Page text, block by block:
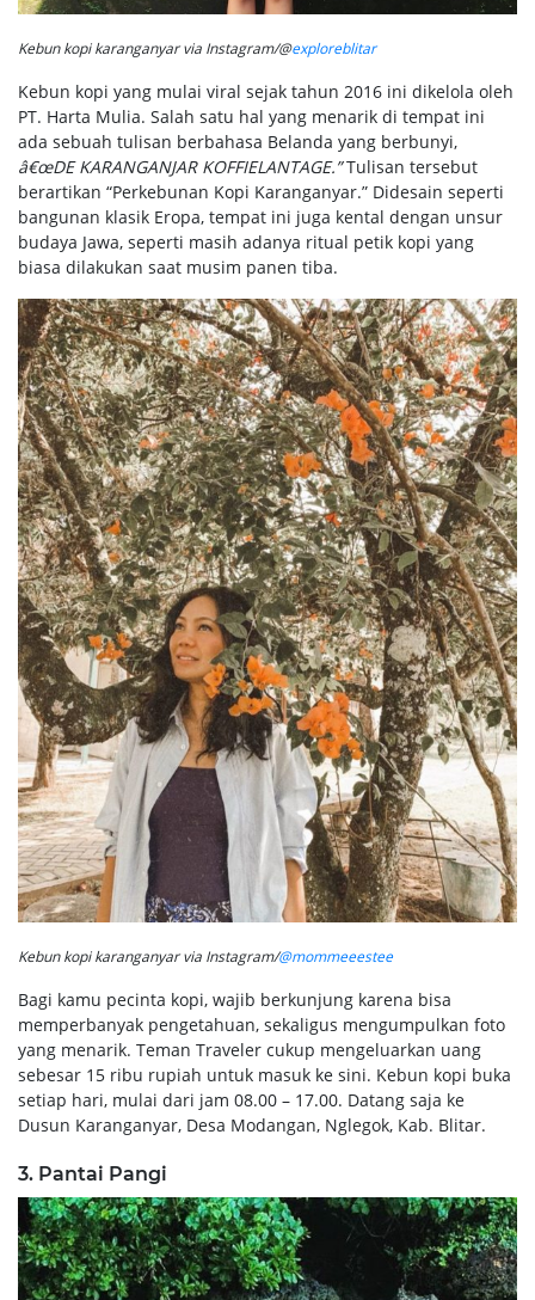
Kebun kopi karanganyar via Instagram/@exploreblitar
Kebun kopi yang mulai viral sejak tahun 2016 ini dikelola oleh
PT. Harta Mulia. Salah satu hal yang menarik di tempat ini
ada sebuah tulisan berbahasa Belanda yang berbunyi,
â€œDE KARANGANJAR KOFFIELANTAGE.”Tulisan tersebut
berartikan “Perkebunan Kopi Karanganyar.” Didesain seperti
bangunan klasik Eropa, tempat ini juga kental dengan unsur
budaya Jawa, seperti masih adanya ritual petik kopi yang
biasa dilakukan saat musim panen tiba.
Kebun kopi karanganyar via Instagram/@mommeeestee
Bagi kamu pecinta kopi, wajib berkunjung karena bisa
memperbanyak pengetahuan, sekaligus mengumpulkan foto
yang menarik. Teman Traveler cukup mengeluarkan uang
sebesar 15 ribu rupiah untuk masuk ke sini. Kebun kopi buka
setiap hari, mulai dari jam 08.00 – 17.00. Datang saja ke
Dusun Karanganyar, Desa Modangan, Nglegok, Kab. Blitar.
3. Pantai Pangi